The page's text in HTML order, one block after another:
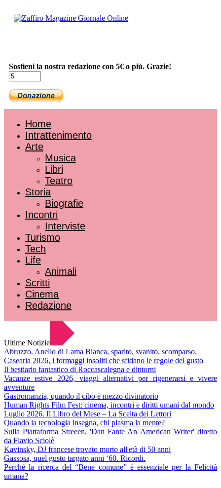
Sostieni la nostra redazione con 5€ o più. Grazie!
Home
Intrattenimento
Arte
Musica
Libri
Teatro
Storia
Biografie
Incontri
Interviste
Turismo
Tech
Life
Animali
Scritti
Cinema
Redazione
Ultime Notizie
Abruzzo. Anello di Lama Bianca, sparito, svanito, scomparso.
Casearia 2026, i formaggi insoliti che sfidano le regole del gusto
Il bestiario fantastico di Roccascalegna e dintorni
Vacanze estive 2026, viaggi alternativi per rigenerarsi e vivere
avventure
Gastromanzia, quando il cibo è mezzo divinatorio
Human Rights Film Fest: cinema, incontri e diritti umani dal mondo
Luglio 2026. Il Libro del Mese – La Scelta dei Lettori
Quando la tecnologia insegna, chi plasma la mente?
Sulla Piattaforma Streeen, 'Dan Fante An American Writer' diretto
da Flavio Sciolè
Kavinsky, DJ francese trovato morto all'età di 50 anni
Gassosa, quel gusto targato anni ‘60. Ricordi.
Perché la ricerca del “Bene comune” è essenziale per la Felicità
umana?